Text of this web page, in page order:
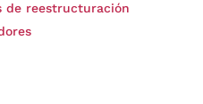
de reestructuración